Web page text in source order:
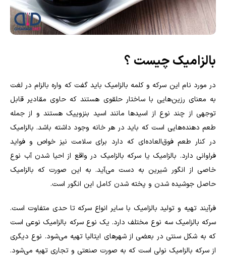
بالزامیک چیست ؟
در مورد نام این سرکه و کلمه بالزامیک باید گفت که واره بالزام در لغت
به معنای رزین‌هایی با ساختار حلقوی هستند که حاوی مقادیر قابل
توجهی از چند نوع از اسیدها مانند اسید بنزوییک هستند و از جمله
طعم دهنده‌هایی است که باید در هر خانه وجود داشته باشد. بالزامیک
در کنار طعم فوق‌العاده‌ای که دارد برای سلامت نیز خواص و فواید
فراوانی دارد. بالزامیک یا سرکه بالزامیک در واقع از احیا شدن آب نوع
خاصی از انگور شیرین به دست می‌آید. به این صورت که بالزامیک
حاصل جوشیده شدن و پخته شدن کامل این انگور است.
فرآیند تهیه‌ و تولید بالزامیک با سایر انواع سرکه تا حدی متفاوت است.
سرکه بالزامیک سه نوع مختلف دارد. یک نوع سرکه بالزامیک نوعی است
که به شکل سنتی در بعضی از شهر‌های ایتالیا تهیه می‌شود. نوع دیگری
از سرکه بالزامیک نولی است که به صورت صنعتی و تجاری تهیه می‌شود.